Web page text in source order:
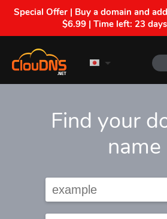
Special Offer | Buy a domain and
$6.99 | Time left: 23
Find your
name